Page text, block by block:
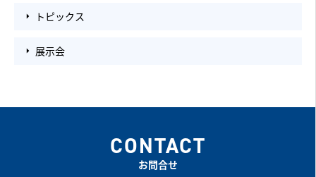
トピックス
展示会
CONTACT
お問合せ